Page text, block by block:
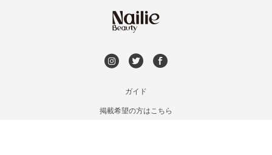
ガイド
掲載希望の方はこちら